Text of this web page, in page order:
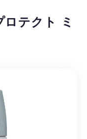
テクト ミ